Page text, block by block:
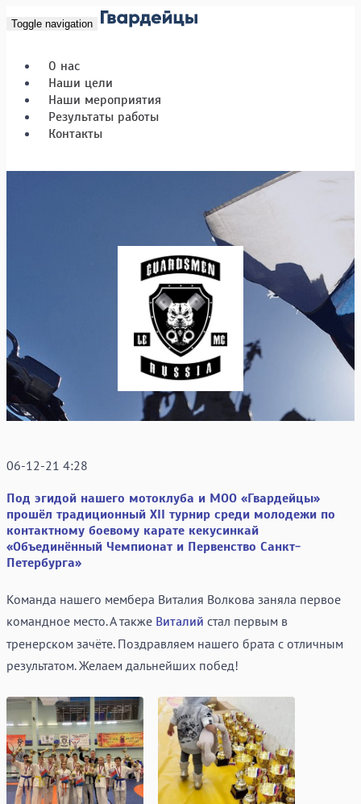
Toggle navigation
О нас
Наши цели
Наши мероприятия
Результаты работы
Контакты
06-12-21 4:28
Под эгидой нашего мотоклуба и МОО «Гвардейцы»
прошёл традиционный XII турнир среди молодежи по
контактному боевому карате кекусинкай
«Объединённый Чемпионат и Первенство Санкт-
Петербурга»
Команда нашего мембера Виталия Волкова заняла первое
командное место. А также Виталий стал первым в
тренерском зачёте. Поздравляем нашего брата с отличным
результатом. Желаем дальнейших побед!